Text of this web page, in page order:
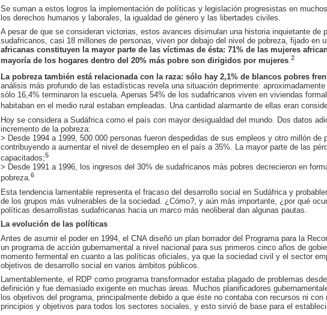
Se suman a estos logros la implementación de políticas y legislación progresistas en
los derechos humanos y laborales, la igualdad de género y las libertades civiles.
A pesar de que se consideran victorias, estos avances disimulan una historia inquietante de
sudafricanos, casi 18 millones de personas, viven por debajo del nivel de pobreza, fijado en
africanas constituyen la mayor parte de las víctimas de ésta: 71% de las mujeres
mayoría de los hogares dentro del 20% más pobre son dirigidos por mujeres.2
La pobreza también está relacionada con la raza: sólo hay 2,1% de blancos pobres
análisis más profundo de las estadísticas revela una situación deprimente:
sólo 16,4% terminaron la escuela. Apenas 54% de los sudafricanos viven en viviendas
habitaban en el medio rural estaban empleadas. Una cantidad alarmante de ellas eran
Hoy se considera a Sudáfrica como el país con mayor desigualdad del mundo. Dos datos
incremento de la pobreza:
> Desde 1994 a 1999, 500.000 personas fueron despedidas de sus empleos y otro millón de
contribuyendo a aumentar el nivel de desempleo en el país a 35%. La mayor parte de las
capacitados;5
> Desde 1991 a 1996, los ingresos del 30% de sudafricanos más pobres decrecieron en
pobreza.6
Esta tendencia lamentable representa el fracaso del desarrollo social en Sudáfrica y
de los grupos más vulnerables de la sociedad. ¿Cómo?, y aún más importante, ¿por qué
políticas desarrollistas sudafricanas hacia un marco más neoliberal dan algunas pautas.
La evolución de las políticas
Antes de asumir el poder en 1994, el CNA diseñó un plan borrador del Programa para la
un programa de acción gubernamental a nivel nacional para sus primeros cinco años de
momento fermental en cuanto a las políticas oficiales, ya que la sociedad civil y el sector
objetivos de desarrollo social en varios ámbitos públicos.
Lamentablemente, el RDP como programa transformador estaba plagado de problemas
definición y fue demasiado exigente en muchas áreas. Muchos planificadores
los objetivos del programa, principalmente debido a que éste no contaba con recursos ni
principios y objetivos para todos los sectores sociales, y esto sirvió de base para el